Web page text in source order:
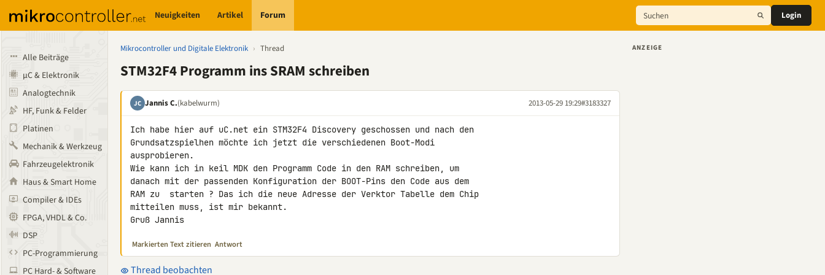
Neuigkeiten Artikel Forum Login
Alle Beiträge
µC & Elektronik
Analogtechnik
HF, Funk & Felder
Platinen
Mechanik & Werkzeug
Fahrzeugelektronik
Haus & Smart Home
Compiler & IDEs
FPGA, VHDL & Co.
DSP
PC-Programmierung
PC Hard- & Software
Mikrocontroller und Digitale Elektronik › Thread
STM32F4 Programm ins SRAM schreiben
JC Jannis C.(kabelwurm) 2013-05-29 19:29#3183327
Ich habe hier auf uC.net ein STM32F4 Discovery geschossen und nach den
Grundsatzspielhen möchte ich jetzt die verschiedenen Boot-Modi
ausprobieren.
Wie kann ich in keil MDK den Programm Code in den RAM schreiben, um
danach mit der passenden Konfiguration der BOOT-Pins den Code aus dem
RAM zu  starten ? Das ich die neue Adresse der Verktor Tabelle dem Chip
mitteilen muss, ist mir bekannt.
Gruß Jannis
Markierten Text zitieren Antwort
Thread beobachten
ANZEIGE